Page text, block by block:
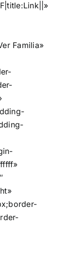
Familia»